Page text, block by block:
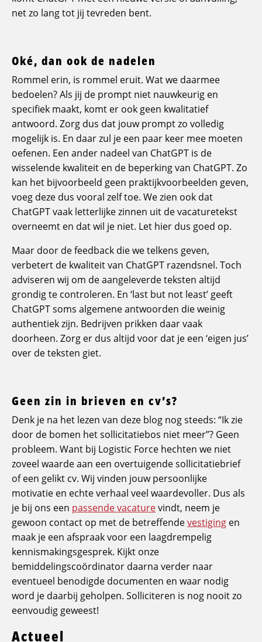
net zo lang tot jij tevreden bent.
Oké, dan ook de nadelen
Rommel erin, is rommel eruit. Wat we daarmee
bedoelen? Als jij de prompt niet nauwkeurig en
specifiek maakt, komt er ook geen kwalitatief
antwoord. Zorg dus dat jouw prompt zo volledig
mogelijk is. En daar zul je een paar keer mee moeten
oefenen. Een ander nadeel van ChatGPT is de
wisselende kwaliteit en de beperking van ChatGPT. Zo
kan het bijvoorbeeld geen praktijkvoorbeelden geven,
voeg deze dus vooral zelf toe. We zien ook dat
ChatGPT vaak letterlijke zinnen uit de vacaturetekst
overneemt en dat wil je niet. Let hier dus goed op.
Maar door de feedback die we telkens geven,
verbetert de kwaliteit van ChatGPT razendsnel. Toch
adviseren wij om de aangeleverde teksten altijd
grondig te controleren. En ‘last but not least’ geeft
ChatGPT soms algemene antwoorden die weinig
authentiek zijn. Bedrijven prikken daar vaak
doorheen. Zorg er dus altijd voor dat je een ‘eigen jus’
over de teksten giet.
Geen zin in brieven en cv’s?
Denk je na het lezen van deze blog nog steeds: “Ik zie
door de bomen het sollicitatiebos niet meer”? Geen
probleem. Want bij Logistic Force hechten we niet
zoveel waarde aan een overtuigende sollicitatiebrief
of een gelikt cv. Wij vinden jouw persoonlijke
motivatie en echte verhaal veel waardevoller. Dus als
je bij ons een passende vacaturevindt, neem je
gewoon contact op met de betreffendevestiging en
maak je een afspraak voor een laagdrempelig
kennismakingsgesprek. Kijkt onze
bemiddelingscoördinator daarna verder naar
eventueel benodigde documenten en waar nodig
word je daarbij geholpen. Solliciteren is nog nooit zo
eenvoudig geweest!
Actueel